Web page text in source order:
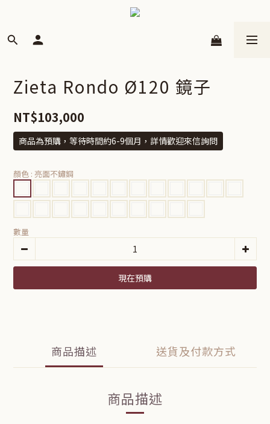
Zieta Rondo Ø120 鏡子
NT$103,000
商品為預購，等待時間約6-9個月，詳情歡迎來信詢問
顏色 : 亮面不鏽鋼
數量
現在預購
商品描述 送貨及付款方式
商品描述